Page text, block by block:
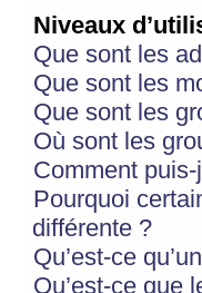
Niveaux
Que sont les
Que sont les
Que sont les
Où sont les
Comment
Pourquoi
différente ?
Qu’est-ce
Qu’est-ce que